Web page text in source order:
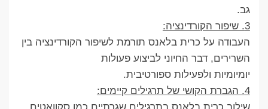
גב.
3. שיפור הקורדינציה:
העבודה על כרית בלאנס תורמת לשיפור הקורדינציה בין
השרירים, דבר החיוני לביצוע פעולות
יומיומיות ולפעילות ספורטיבית.
4. הגברת הקושי של תרגילים קיימים: